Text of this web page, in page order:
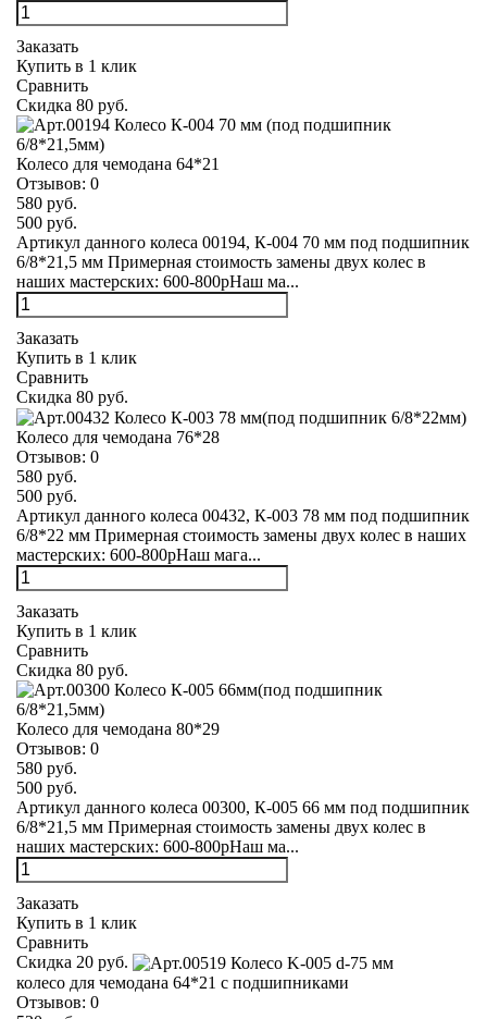
Заказать
Купить в 1 клик
Сравнить
Скидка 80 руб.
Колесо для чемодана 64*21
Отзывов: 0
580 руб.
500 руб.
Артикул данного колеса 00194, К-004 70 мм под подшипник
6/8*21,5 мм Примерная стоимость замены двух колес в
наших мастерских: 600-800рНаш ма...
Заказать
Купить в 1 клик
Сравнить
Скидка 80 руб.
Колесо для чемодана 76*28
Отзывов: 0
580 руб.
500 руб.
Артикул данного колеса 00432, К-003 78 мм под подшипник
6/8*22 мм Примерная стоимость замены двух колес в наших
мастерских: 600-800рНаш мага...
Заказать
Купить в 1 клик
Сравнить
Скидка 80 руб.
Колесо для чемодана 80*29
Отзывов: 0
580 руб.
500 руб.
Артикул данного колеса 00300, К-005 66 мм под подшипник
6/8*21,5 мм Примерная стоимость замены двух колес в
наших мастерских: 600-800рНаш ма...
Заказать
Купить в 1 клик
Сравнить
Скидка 20 руб.
колесо для чемодана 64*21 с подшипниками
Отзывов: 0